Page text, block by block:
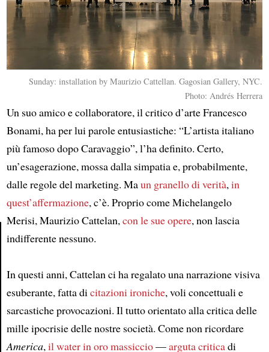
Sunday: installation by Maurizio Cattellan. Gagosian Gallery, NYC.
Photo: Andrés Herrera
Un suo amico e collaboratore, il critico d’arte Francesco
Bonami, ha per lui parole entusiastiche: “L’artista italiano
più famoso dopo Caravaggio”, l’ha definito. Certo,
un’esagerazione, mossa dalla simpatia e, probabilmente,
dalle regole del marketing. Maun granello di verità,in
quest’affermazione, c’è. Proprio come Michelangelo
Merisi, Maurizio Cattelan,con le sue opere, non lascia
indifferente nessuno.
In questi anni, Cattelan ci ha regalato una narrazione visiva
esuberante, fatta dicitazioni ironiche, voli concettuali e
sarcastiche provocazioni. Il tutto orientato alla critica delle
mille ipocrisie delle nostre società. Come non ricordare
America,il water in oro massiccio—arguta criticadi